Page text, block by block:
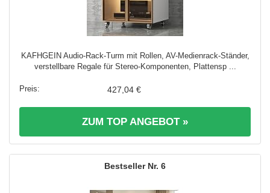
KAFHGEIN Audio-Rack-Turm mit Rollen, AV-Medienrack-Ständer,
verstellbare Regale für Stereo-Komponenten, Plattensp ...
427,04 €
ZUM TOP ANGEBOT »
6